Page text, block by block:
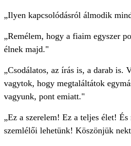
„Ilyen kapcsolódásról álmodik
„Remélem, hogy a fiaim egyszer
élnek majd."
„Csodálatos, az írás is, a darab is.
vagytok, hogy megtaláltátok
vagyunk, pont emiatt."
„Ez a szerelem! Ez a teljes élet!
szemlélői lehetünk! Köszönjük